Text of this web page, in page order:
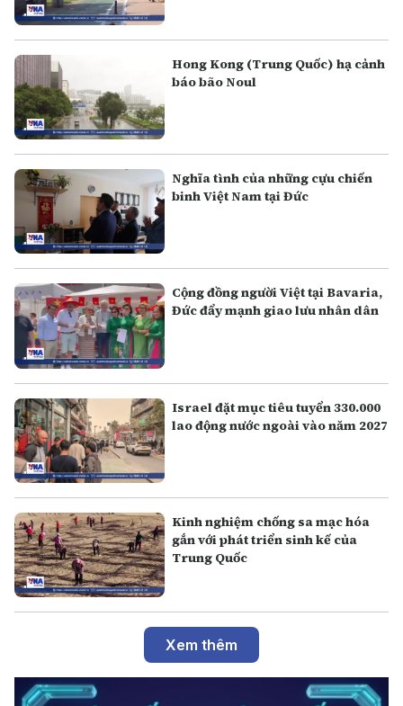
Hong Kong (Trung Quốc) hạ cảnh
báo bão Noul
Nghĩa tình của những cựu chiến
binh Việt Nam tại Đức
Cộng đồng người Việt tại Bavaria,
Đức đẩy mạnh giao lưu nhân dân
Israel đặt mục tiêu tuyển 330.000
lao động nước ngoài vào năm 2027
Kinh nghiệm chống sa mạc hóa
gắn với phát triển sinh kế của
Trung Quốc
Xem thêm